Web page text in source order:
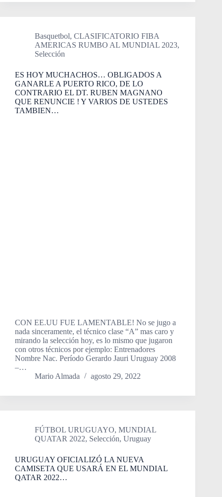
Basquetbol, CLASIFICATORIO FIBA
AMERICAS RUMBO AL MUNDIAL 2023,
Selección
ES HOY MUCHACHOS… OBLIGADOS A
GANARLE A PUERTO RICO, DE LO
CONTRARIO EL DT. RUBEN MAGNANO
QUE RENUNCIE ! Y VARIOS DE USTEDES
TAMBIEN…
CON EE.UU FUE LAMENTABLE! No se jugo a
nada sinceramente, el técnico clase “A” mas caro y
mirando la selección hoy, es lo mismo que jugaron
con otros técnicos por ejemplo: Entrenadores
Nombre Nac. Período Gerardo Jauri Uruguay 2008
–…
Mario Almada
agosto 29, 2022
FÚTBOL URUGUAYO, MUNDIAL
QUATAR 2022, Selección, Uruguay
URUGUAY OFICIALIZÓ LA NUEVA
CAMISETA QUE USARÁ EN EL MUNDIAL
QATAR 2022…